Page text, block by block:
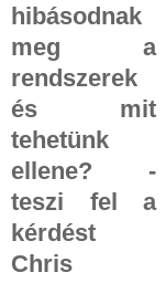
hibásodnak
meg a
rendszerek
és mit
tehetünk
ellene? -
teszi fel a
kérdést
Chris